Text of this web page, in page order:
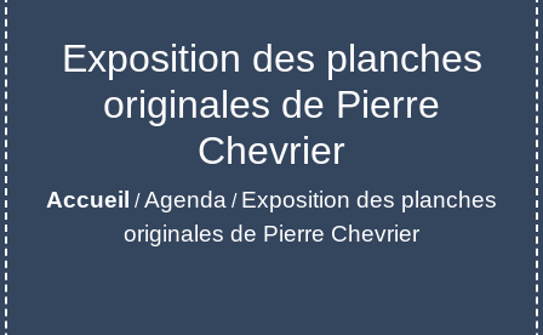
Exposition des planches
originales de Pierre
Chevrier
Accueil / Agenda / Exposition des planches
originales de Pierre Chevrier